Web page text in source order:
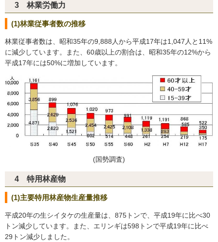
3 林業労働力
(1)林業従事者数の推移
林業従事者数は、昭和35年の9,888人から平成17年は1,047人と11%
に減少しています。また、60歳以上の割合は、昭和35年の12%から
平成17年には50%に増加しています。
(国勢調査)
4 特用林産物
(1)主要特用林産物生産量推移
平成20年の生シイタケの生産量は、875トンで、平成19年に比べ30
トン減少しています。また、エリンギは598トンで平成19年に比べ
29トン減少しました。